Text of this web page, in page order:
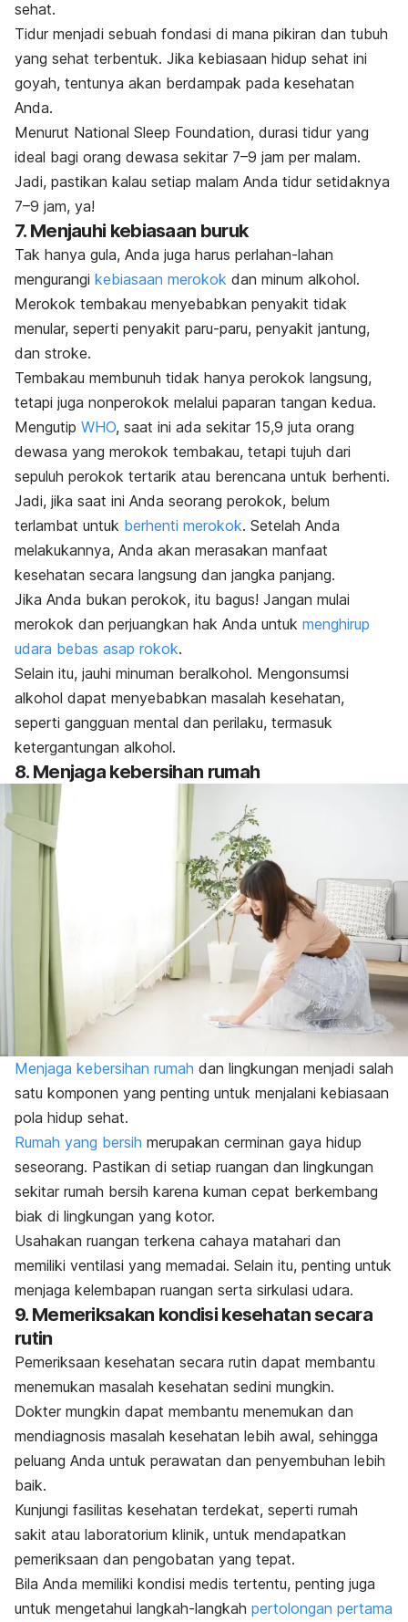
sehat.
Tidur menjadi sebuah fondasi di mana pikiran dan tubuh
yang sehat terbentuk. Jika kebiasaan hidup sehat ini
goyah, tentunya akan berdampak pada kesehatan
Anda.
Menurut National Sleep Foundation, durasi tidur yang
ideal bagi orang dewasa sekitar 7–9 jam per malam.
Jadi, pastikan kalau setiap malam Anda tidur setidaknya
7–9 jam, ya!
7. Menjauhi kebiasaan buruk
Tak hanya gula, Anda juga harus perlahan-lahan
mengurangi kebiasaan merokok dan minum alkohol.
Merokok tembakau menyebabkan penyakit tidak
menular, seperti penyakit paru-paru, penyakit jantung,
dan stroke.
Tembakau membunuh tidak hanya perokok langsung,
tetapi juga nonperokok melalui paparan tangan kedua.
Mengutip WHO, saat ini ada sekitar 15,9 juta orang
dewasa yang merokok tembakau, tetapi tujuh dari
sepuluh perokok tertarik atau berencana untuk berhenti.
Jadi, jika saat ini Anda seorang perokok, belum
terlambat untuk berhenti merokok. Setelah Anda
melakukannya, Anda akan merasakan manfaat
kesehatan secara langsung dan jangka panjang.
Jika Anda bukan perokok, itu bagus! Jangan mulai
merokok dan perjuangkan hak Anda untuk menghirup
udara bebas asap rokok.
Selain itu, jauhi minuman beralkohol. Mengonsumsi
alkohol dapat menyebabkan masalah kesehatan,
seperti gangguan mental dan perilaku, termasuk
ketergantungan alkohol.
8. Menjaga kebersihan rumah
Menjaga kebersihan rumah dan lingkungan menjadi salah
satu komponen yang penting untuk menjalani kebiasaan
pola hidup sehat.
Rumah yang bersih merupakan cerminan gaya hidup
seseorang. Pastikan di setiap ruangan dan lingkungan
sekitar rumah bersih karena kuman cepat berkembang
biak di lingkungan yang kotor.
Usahakan ruangan terkena cahaya matahari dan
memiliki ventilasi yang memadai. Selain itu, penting untuk
menjaga kelembapan ruangan serta sirkulasi udara.
9. Memeriksakan kondisi kesehatan secara
rutin
Pemeriksaan kesehatan secara rutin dapat membantu
menemukan masalah kesehatan sedini mungkin.
Dokter mungkin dapat membantu menemukan dan
mendiagnosis masalah kesehatan lebih awal, sehingga
peluang Anda untuk perawatan dan penyembuhan lebih
baik.
Kunjungi fasilitas kesehatan terdekat, seperti rumah
sakit atau laboratorium klinik, untuk mendapatkan
pemeriksaan dan pengobatan yang tepat.
Bila Anda memiliki kondisi medis tertentu, penting juga
untuk mengetahui langkah-langkah pertolongan pertama